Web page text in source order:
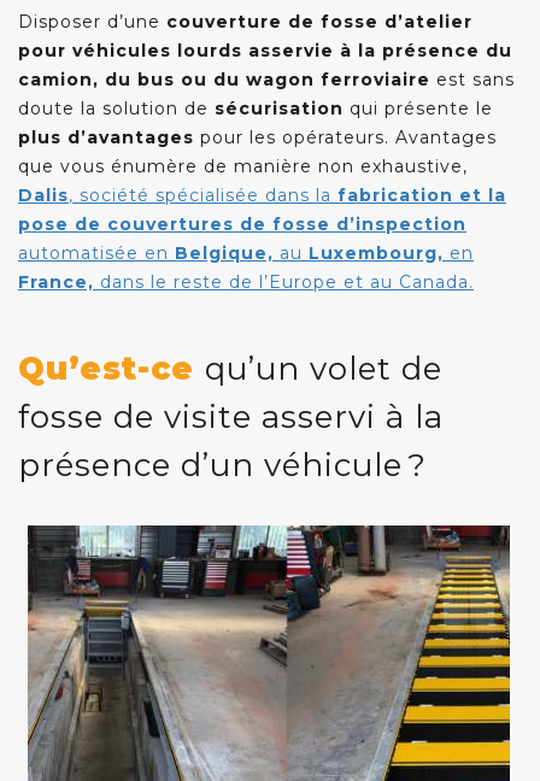
Disposer d’une couverture de fosse d’atelier
pour véhicules lourds asservie à la présence du
camion, du bus ou du wagon ferroviaire est sans
doute la solution de sécurisation qui présente le
plus d’avantages pour les opérateurs. Avantages
que vous énumère de manière non exhaustive,
Dalis, société spécialisée dans la fabrication et la
pose de couvertures de fosse d’inspection
automatisée en Belgique, au Luxembourg, en
France, dans le reste de l’Europe et au Canada.
Qu’est-ce qu’un volet de
fosse de visite asservi à la
présence d’un véhicule ?